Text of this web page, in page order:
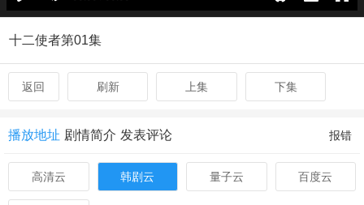
十二使者第01集
返回 刷新 上集 下集
播放地址 剧情简介 发表评论 报错
高清云 韩剧云 量子云 百度云